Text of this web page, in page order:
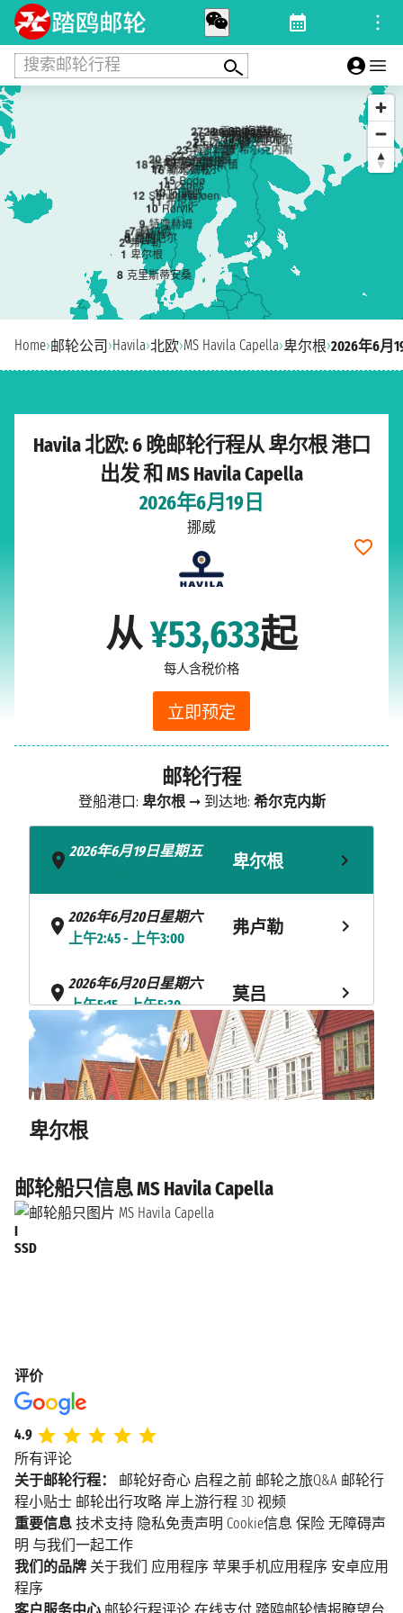
搜索邮轮行程
1 卑尔根
2 弗卢勒
3 莫吕
4 Torvik
5 奥勒松
6 盖朗厄尔
7 莫尔德
8 克里斯蒂安桑
9 特隆赫姆
10 Rørvik
11 布伦尼
12 Sandnessjøen
13 内斯纳
14 Ørnes
15 Bodø
16 斯塔姆松
17 斯沃尔韦尔
18 斯托克马克内斯镇
19 苏特兰
20 Risøyhamn镇
21 哈尔斯塔
22 芬斯内斯
23 特罗姆瑟
24 Skjervøy
25 Øksfjord
26 哈默菲斯特
27 Havøysund镇
28 霍宁斯沃格
29 Kjøllefjord
30 梅港
31 贝勒沃格
32 博茨菲尤尔
33 瓦尔德
34 Vadsoe
35 希尔克内斯
Home›邮轮公司 ›Havila›北欧›MS Havila Capella›卑尔根›2026年6月
Havila 北欧: 6 晚邮轮行程从 卑尔根 港口
出发 和 MS Havila Capella
2026年6月19日
挪威
从¥53,633起
每人含税价格
立即预定
邮轮行程
登船港口: 卑尔根➞ 到达地: 希尔克内斯
2026年6月19日星期五
卑尔根
2026年6月20日星期六
上午2:45 - 上午3:00
弗卢勒
2026年6月20日星期六
上午5:15 - 上午5:30
莫吕
2026年6月20日星期六
上午8:20 - 上午8:30
TORVIK
2026年6月20日星期六
上午9:45 - 上午10:00
2026年6月20日星期六
下午2:25 - 下午2:45
盖朗厄尔
2026年6月21日星期日
上午9:45 - 下午12:45
2026年6月21日星期日
下午9:40 - 下午10:00
2026年6月22日星期一
上午1:35 - 上午1:45
布伦尼
上午4:35 - 上午4:50
卑尔根
邮轮船只信息 MS Havila Capella
I
SSD
评价
4.9
所有评论
关于邮轮行程：
邮轮好奇心 启程之前 邮轮之旅Q&A 邮轮行
程小贴士 邮轮出行攻略 岸上游行程 3D 视频
重要信息 技术支持 隐私免责声明 Cookie信息 保险 无障碍声
明 与我们一起工作
我们的品牌 关于我们 应用程序 苹果手机应用程序 安卓应用
程序